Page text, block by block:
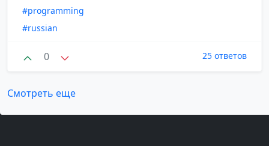
#programming
#russian
0 25 ответов
Смотреть еще